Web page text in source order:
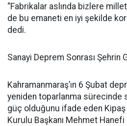
“Fabrikalar aslında bizlere
de bu emaneti en iyi şekilde
dedi.
Sanayi Deprem Sonrası Şehrin
Kahramanmaraş’ın 6 Şubat
yeniden toparlanma sürecinde
güç olduğunu ifade eden
Kurulu Başkanı Mehmet